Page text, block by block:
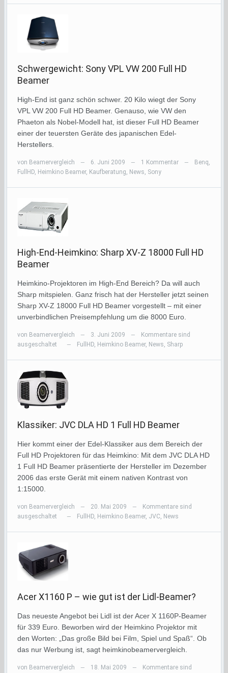
Schwergewicht: Sony VPL VW 200 Full HD
Beamer
High-End ist ganz schön schwer. 20 Kilo wiegt der Sony
VPL VW 200 Full HD Beamer. Genauso, wie VW den
Phaeton als Nobel-Modell hat, ist dieser Full HD Beamer
einer der teuersten Geräte des japanischen Edel-
Herstellers.
von Beamervergleich — 6. Juni 2009 — 1 Kommentar — Benq,
FullHD, Heimkino Beamer, Kaufberatung, News, Sony
High-End-Heimkino: Sharp XV-Z 18000 Full HD
Beamer
Heimkino-Projektoren im High-End Bereich? Da will auch
Sharp mitspielen. Ganz frisch hat der Hersteller jetzt seinen
Sharp XV-Z 18000 Full HD Beamer vorgestellt – mit einer
unverbindlichen Preisempfehlung um die 8000 Euro.
von Beamervergleich — 3. Juni 2009 —
Kommentare sind
ausgeschaltet
— FullHD, Heimkino Beamer, News, Sharp
Klassiker: JVC DLA HD 1 Full HD Beamer
Hier kommt einer der Edel-Klassiker aus dem Bereich der
Full HD Projektoren für das Heimkino: Mit dem JVC DLA HD
1 Full HD Beamer präsentierte der Hersteller im Dezember
2006 das erste Gerät mit einem nativen Kontrast von
1:15000.
von Beamervergleich — 20. Mai 2009 —
Kommentare sind
ausgeschaltet
— FullHD, Heimkino Beamer, JVC, News
Acer X1160 P – wie gut ist der Lidl-Beamer?
Das neueste Angebot bei Lidl ist der Acer X 1160P-Beamer
für 339 Euro. Beworben wird der Heimkino Projektor mit
den Worten: „Das große Bild bei Film, Spiel und Spaß“. Ob
das nur Werbung ist, sagt heimkinobeamervergleich.
von Beamervergleich — 18. Mai 2009 — Kommentare sind